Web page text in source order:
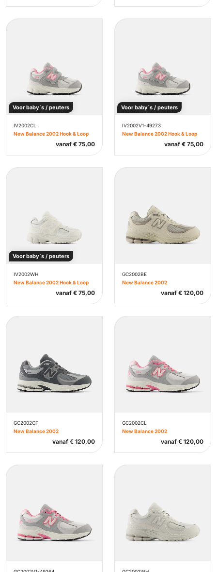
Voor baby`s / peuters
IV2002CL
New Balance 2002 Hook & Loop
vanaf € 75,00
Voor baby`s / peuters
IV2002V1-49273
New Balance 2002 Hook & Loop
vanaf € 75,00
Voor baby`s / peuters
IV2002WH
New Balance 2002 Hook & Loop
vanaf € 75,00
GC2002BE
New Balance 2002
vanaf € 120,00
GC2002CF
New Balance 2002
vanaf € 120,00
GC2002CL
New Balance 2002
vanaf € 120,00